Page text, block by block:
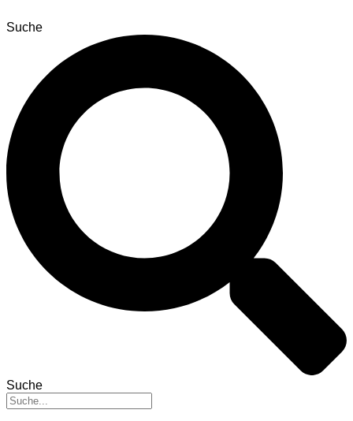
Suche
Suche